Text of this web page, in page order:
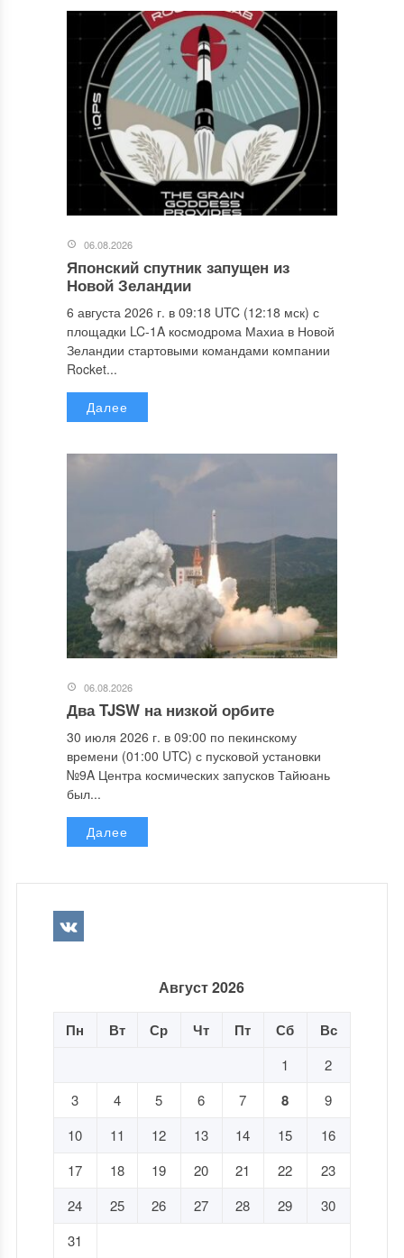
06.08.2026
Японский спутник запущен из
Новой Зеландии
6 августа 2026 г. в 09:18 UTC (12:18 мск) с
площадки LC-1A космодрома Махиа в Новой
Зеландии стартовыми командами компании
Rocket...
Далее
06.08.2026
Два TJSW на низкой орбите
30 июля 2026 г. в 09:00 по пекинскому
времени (01:00 UTC) с пусковой установки
№9A Центра космических запусков Тайюань
был...
Далее
Август 2026
Пн Вт Ср Чт Пт Сб Вс
1
2
3
4 5 6 7 8
9
10
11 12 13 14 15
16
17
18 19 20 21 22
23
24
25 26 27 28 29
30
31